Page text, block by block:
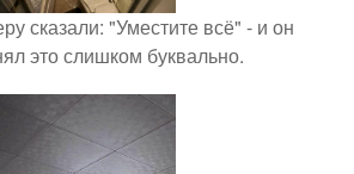
сказали: "Уместите всё" - и он
это слишком буквально.